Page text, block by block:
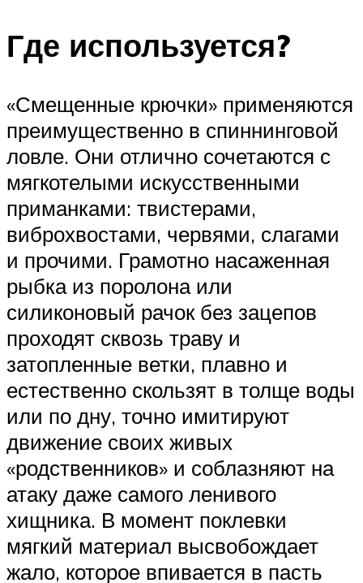
Где используется?
«Смещенные крючки» применяются
преимущественно в спиннинговой
ловле. Они отлично сочетаются с
мягкотелыми искусственными
приманками: твистерами,
виброхвостами, червями, слагами
и прочими. Грамотно насаженная
рыбка из поролона или
силиконовый рачок без зацепов
проходят сквозь траву и
затопленные ветки, плавно и
естественно скользят в толще воды
или по дну, точно имитируют
движение своих живых
«родственников» и соблазняют на
атаку даже самого ленивого
хищника. В момент поклевки
мягкий материал высвобождает
жало, которое впивается в пасть